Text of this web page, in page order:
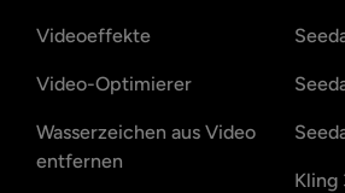
Videoeffekte
Video-Optimierer
Wasserzeichen aus Video
entfernen
Kling